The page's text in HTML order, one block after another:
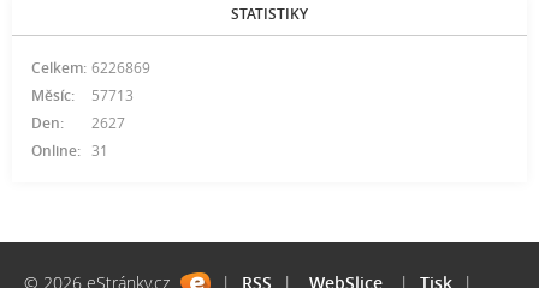
STATISTIKY
Online: 31
Celkem: 6226869
Měsíc:
57713
Den:
2627
© 2026 eStránky.cz | RSS | WebSlice | Tisk |